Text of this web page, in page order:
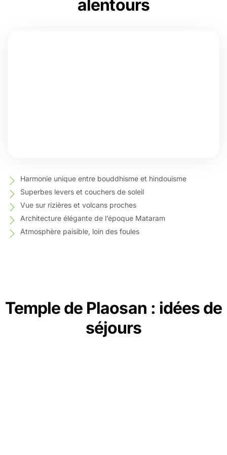
alentours
Harmonie unique entre bouddhisme et hindouisme
Superbes levers et couchers de soleil
Vue sur rizières et volcans proches
Architecture élégante de l’époque Mataram
Atmosphère paisible, loin des foules
Temple de Plaosan : idées de
séjours